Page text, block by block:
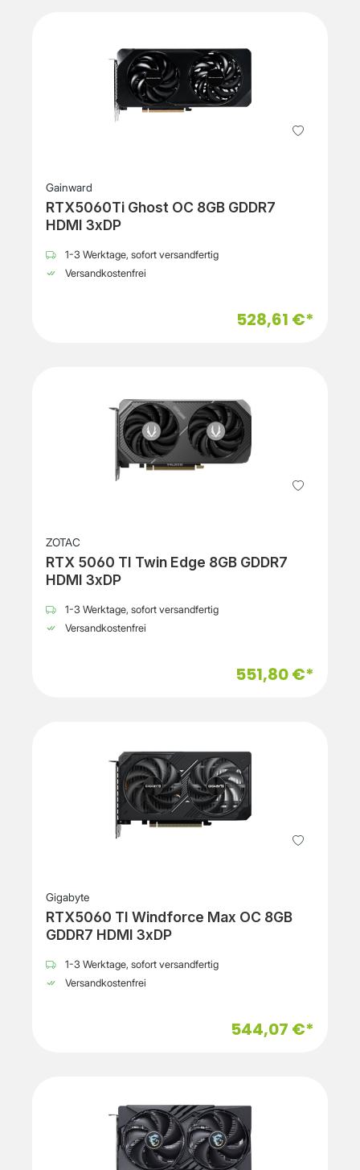
Gainward
RTX5060Ti Ghost OC 8GB GDDR7
HDMI 3xDP
1-3 Werktage, sofort versandfertig
Versandkostenfrei
528,61 €*
ZOTAC
RTX 5060 TI Twin Edge 8GB GDDR7
HDMI 3xDP
1-3 Werktage, sofort versandfertig
Versandkostenfrei
551,80 €*
Gigabyte
RTX5060 TI Windforce Max OC 8GB
GDDR7 HDMI 3xDP
1-3 Werktage, sofort versandfertig
Versandkostenfrei
544,07 €*